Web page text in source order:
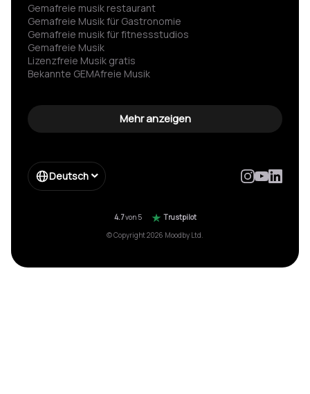
Gemafreie musik restaurant
Gemafreie Musik für Gastronomie
Gemafreie musik für fitness­studios
Gemafreie Musik
Lizenzfreie Musik gratis
Bekannte GEMAfreie Musik
Gemafreie wartemusik
Hintergrundmusik für werbung
Enterprise
Form Enterprise
Moebelkette gema einsparung
Mehr anzeigen
Deutsch
4.7von 5
Trustpilot
© Copyright 2026 Moodby Ltd.